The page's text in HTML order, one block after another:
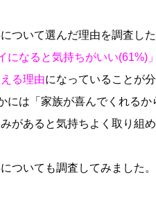
ついて選んだ理由を調査した
になると気持ちがいい(61%)」
る理由になっていることが分
には「家族が喜んでくれる
があると気持ちよく取り組め
ついても調査してみました。